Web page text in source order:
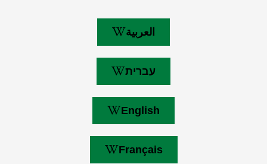
العربية
עברית
English
Français